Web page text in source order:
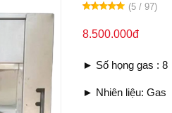
(5 / 97)
8.500.000đ
► Số họng gas : 8
► Nhiên liệu: Gas